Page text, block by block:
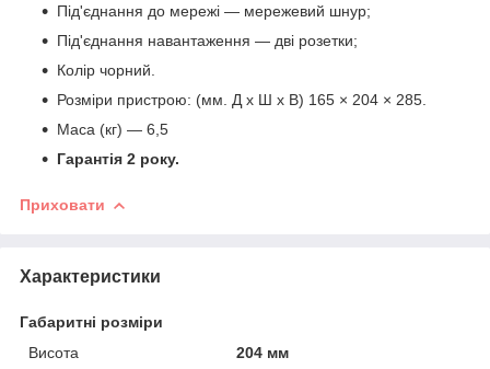
Під'єднання до мережі — мережевий шнур;
Під'єднання навантаження — дві розетки;
Колір чорний.
Розміри пристрою: (мм. Д х Ш х В) 165 × 204 × 285.
Маса (кг) — 6,5
Гарантія 2 року.
Приховати
Характеристики
Габаритні розміри
Висота
204 мм